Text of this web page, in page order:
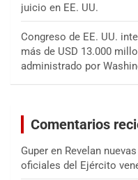
juicio en EE. UU.
Congreso de EE. UU.
más de USD 13.000
administrado por
Comentarios
Guper en Revelan
oficiales del Ejército